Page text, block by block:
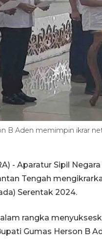
B Aden memimpin ikrar
- Aparatur Sipil
Tengah
Serentak 2024.
rangka
Gumas Herson B